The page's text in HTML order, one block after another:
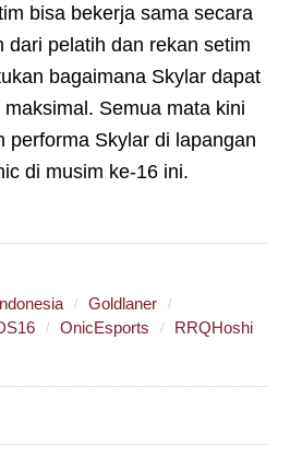
bisa bekerja sama secara
dari pelatih dan rekan setim
bagaimana Skylar dapat
Semua mata kini
performa Skylar di lapangan
di musim ke-16 ini.
Goldlaner
OnicEsports
RRQHoshi